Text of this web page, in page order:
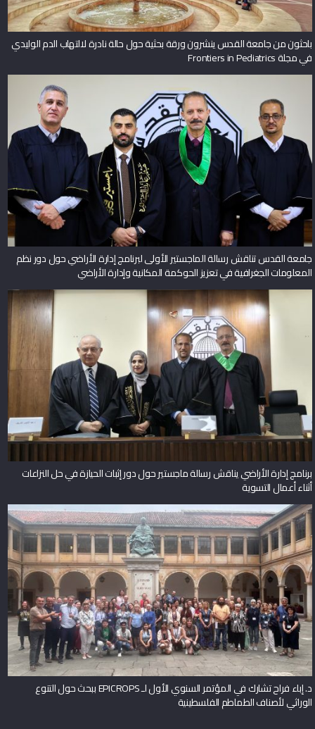
باحثون من جامعة القدس ينشرون ورقة بحثية حول حالة نادرة لالتهاب الدم الوليدي
في مجلة Frontiers in Pediatrics
جامعة القدس تناقش رسالة الماجستير الأولى لبرنامج إدارة الأراضي حول دور نظم
المعلومات الجغرافية في تعزيز الحوكمة المكانية وإدارة الأراضي
برنامج إدارة الأراضي يناقش رسالة ماجستير حول دور إثبات الحيازة في حل النزاعات
أثناء أعمال التسوية
د. إباء فراح تشارك في المؤتمر السنوي الأول لـ EPICROPS ببحث حول التنوع
الوراثي لأصناف الطماطم الفلسطينية